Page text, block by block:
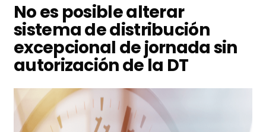
No es posible alterar
sistema de distribución
excepcional de jornada sin
autorización de la DT